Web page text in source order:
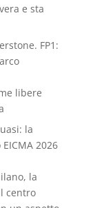
e sta
FP1:
libere
la
2026
la
centro